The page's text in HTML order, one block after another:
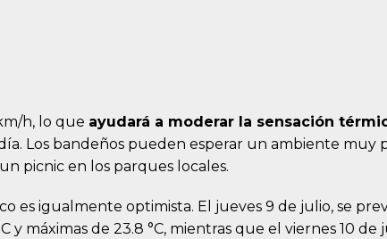
h, lo que ayudará a moderar la sensación
Los bandeños pueden esperar un ambiente muy
picnic en los parques locales.
es igualmente optimista. El jueves 9 de julio, se
y máximas de 23.8 °C, mientras que el viernes 10 de